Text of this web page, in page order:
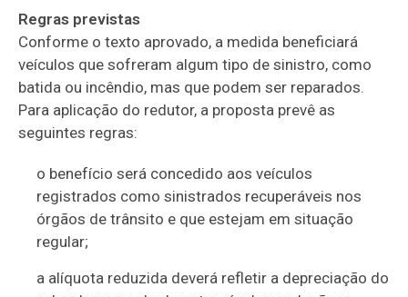
Regras previstas
Conforme o texto aprovado, a medida beneficiará
veículos que sofreram algum tipo de sinistro, como
batida ou incêndio, mas que podem ser reparados.
Para aplicação do redutor, a proposta prevê as
seguintes regras:
o benefício será concedido aos veículos
registrados como sinistrados recuperáveis nos
órgãos de trânsito e que estejam em situação
regular;
a alíquota reduzida deverá refletir a depreciação do